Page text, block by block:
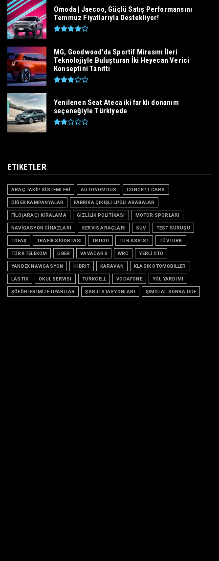
Omoda | Jaecoo, Güçlü Satış Performansını
Temmuz Fiyatlarıyla Destekliyor!
MG, Goodwood’da Sportif Mirasını İleri
Teknolojiyle Buluşturan İki Heyecan Verici
Konseptini Tanıttı
Yenilenen Seat Ateca iki farklı donanım
seçeneğiyle Türkiyede
ETIKETLER
ARAÇ TAKİP SİSTEMLERİ AUTONOMOUS CONCEPT CARS
DİĞER KAMPANYALAR FABRİKA ÇIKIŞLI LPGLİ ARABALAR
FİLO(ARAÇ) KİRALAMA GİZLİLİK POLİTİKASI MOTOR SPORLARI
NAVİGASYON CİHAZLARI SERVİS ARAÇLARI SUV TEST SÜRÜŞÜ
TOFAŞ TRAFİK SİGORTASI TRUGO TUR ASSIST TÜVTURK
TÜRK TELEKOM UBER VAVACARS WRC YERLİ OTO
YANDEX NAVIGASYON HIBRIT KARAVAN KLASIK OTOMOBILLER
LASTIK OKUL SERVISI TURKCELL VODAFONE YOL YARDIMI
ŞÖFÖRLERİMİZE UYARILAR ŞARJ ISTASYONLARI ŞIMDI AL SONRA ÖDE